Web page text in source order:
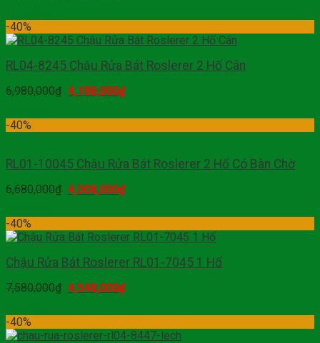
-40%
RL04-8245 Chậu Rửa Bát Roslerer 2 Hố Cân
6,980,000₫ 4,188,000₫
-40%
RL01-10045 Chậu Rửa Bát Roslerer 2 Hố Có Bàn Chờ
6,680,000₫ 4,008,000₫
-40%
Chậu Rửa Bát Roslerer RL01-7045 1 Hố
7,580,000₫ 4,548,000₫
-40%